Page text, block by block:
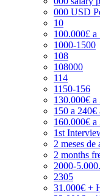
000 USD
10
100.000£
1000-1500
108
108000
114
1150-156
130.000€ a
150 a 240€
160.000€ a
1st
2 meses de
2 months
2000-
2305
31.000€ +